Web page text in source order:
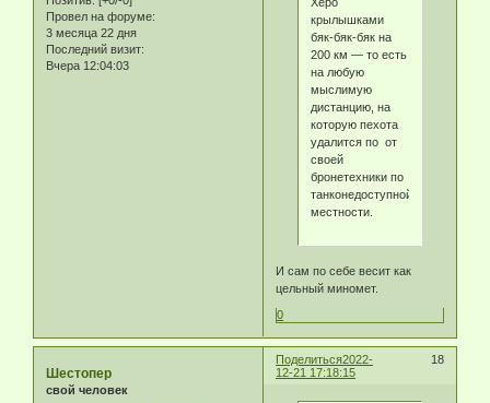
Провел на форуме:
3 месяца 22 дня
Последний визит:
Вчера 12:04:03
крылышками
бяк-бяк-бяк на
200 км — то есть
на любую
мыслимую
дистанцию, на
которую пехота
удалится по от
своей
бронетехники по
танконедоступной
местности.
И сам по себе весит как
цельный миномет.
0
Поделиться 18
2022-
12-21 17:18:15
Шестопер
свой человек